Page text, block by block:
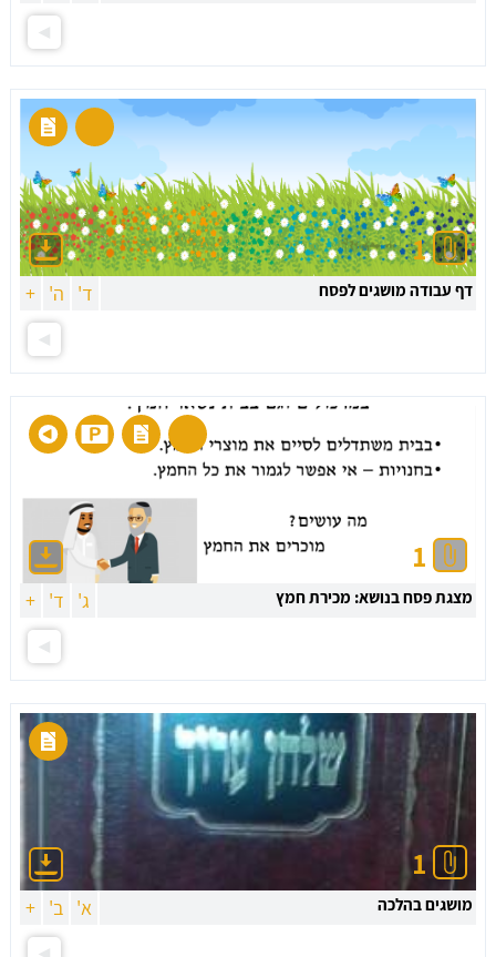
1
דף עבודה מושגים לפסח ד' ה' +
1
מצגת פסח בנושא: מכירת חמץ ג' ד' +
1
מושגים בהלכה א' ב' +